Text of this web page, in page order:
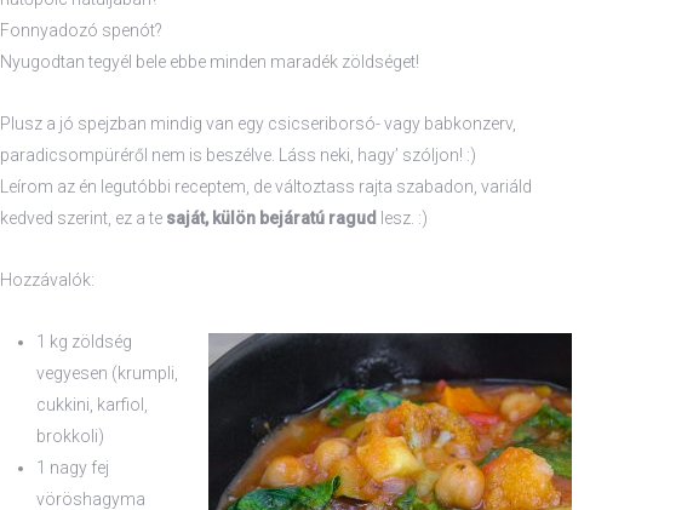
Fonnyadozó spenót?
Nyugodtan tegyél bele ebbe minden maradék zöldséget!
Plusz a jó spejzban mindig van egy csicseriborsó- vagy babkonzerv,
paradicsompüréről nem is beszélve. Láss neki, hagy’ szóljon! :)
Leírom az én legutóbbi receptem, de változtass rajta szabadon, variáld
kedved szerint, ez a te saját, külön bejáratú ragud lesz. :)
Hozzávalók:
1 kg zöldség
vegyesen (krumpli,
cukkini, karfiol,
brokkoli)
1 nagy fej
vöröshagyma